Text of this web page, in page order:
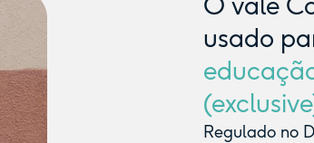
usado
Regulado no